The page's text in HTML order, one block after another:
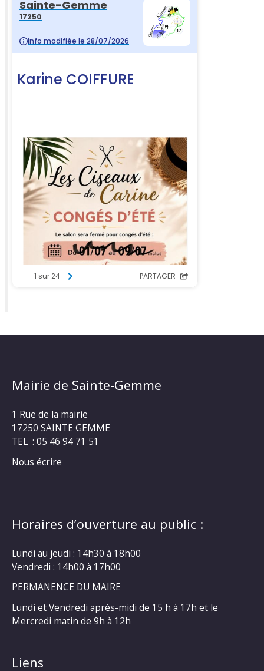
Mairie de Sainte-Gemme
1 Rue de la mairie
17250 SAINTE GEMME
TEL : 05 46 94 71 51
Nous écrire
Horaires d’ouverture au public :
Lundi au jeudi : 14h30 à 18h00
Vendredi : 14h00 à 17h00
PERMANENCE DU MAIRE
Lundi et Vendredi après-midi de 15 h à 17h et le
Mercredi matin de 9h à 12h
Liens